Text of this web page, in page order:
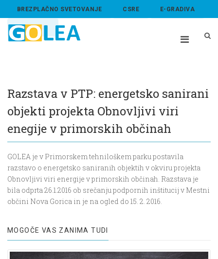
BREZPLAČNO SVETOVANJE CSRE E-GRADIVA
ABOUT US
Razstava v PTP: energetsko sanirani
objekti projekta Obnovljivi viri
enegije v primorskih občinah
GOLEA je v Primorskem tehniloškem parku postavila
razstavo o energetsko saniranih objektih v okviru projekta
Obnovljivi viri energije v primorskih občinah. Razstava je
bila odprta 26.1.2016 ob srečanju podpornih inštitucij v Mestni
občini Nova Gorica in je na ogled do 15. 2. 2016.
MOGOČE VAS ZANIMA TUDI